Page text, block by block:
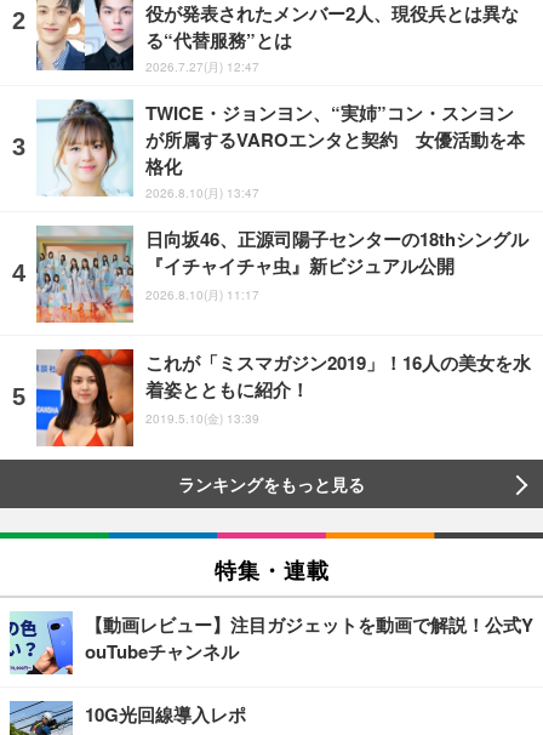
役が発表されたメンバー2人、現役兵とは異な
る“代替服務”とは
2026.7.27(月) 12:47
TWICE・ジョンヨン、“実姉”コン・スンヨン
が所属するVAROエンタと契約 女優活動を本
格化
2026.8.10(月) 13:47
日向坂46、正源司陽子センターの18thシングル
『イチャイチャ虫』新ビジュアル公開
2026.8.10(月) 11:17
これが「ミスマガジン2019」！16人の美女を水
着姿とともに紹介！
2019.5.10(金) 13:39
ランキングをもっと見る
特集・連載
【動画レビュー】注目ガジェットを動画で解説！公式Y
ouTubeチャンネル
10G光回線導入レポ